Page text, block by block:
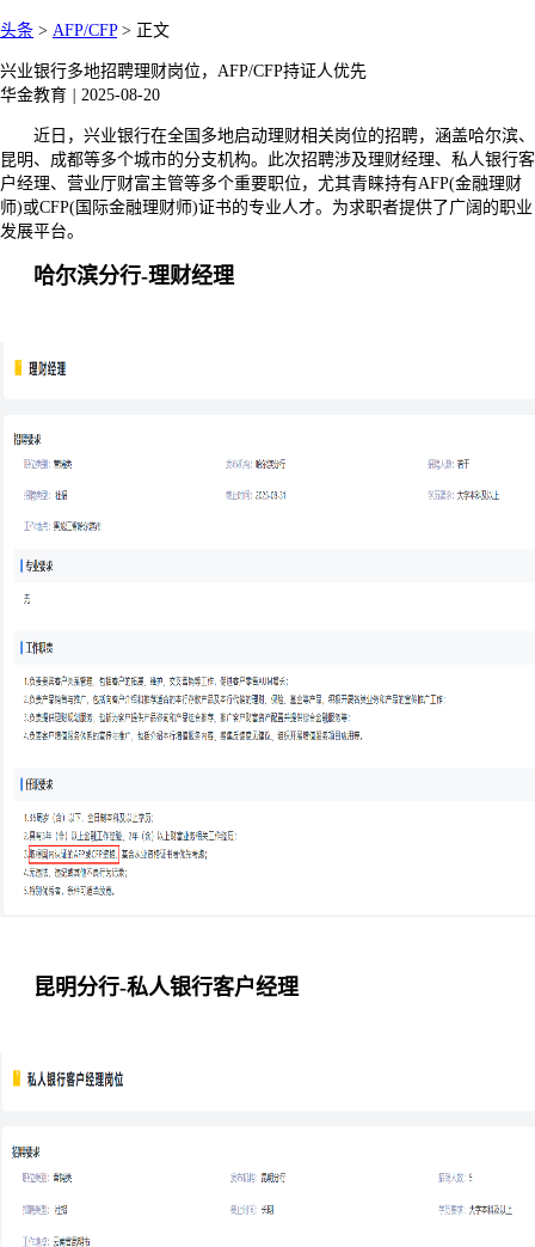
头条 > AFP/CFP> 正文
兴业银行多地招聘理财岗位，AFP/CFP持证人优先
华金教育
2025-08-20
近日，兴业银行在全国多地启动理财相关岗位的招聘，涵盖哈尔滨、
昆明、成都等多个城市的分支机构。此次招聘涉及理财经理、私人银行客
户经理、营业厅财富主管等多个重要职位，尤其青睐持有AFP(金融理财
师)或CFP(国际金融理财师)证书的专业人才。为求职者提供了广阔的职业
发展平台。
哈尔滨分行-理财经理
昆明分行-私人银行客户经理